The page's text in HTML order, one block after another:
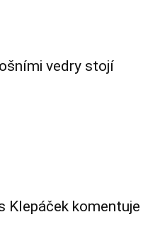
vedry stojí
Klepáček komentuje